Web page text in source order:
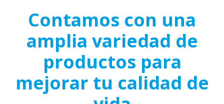
Contamos con una
amplia variedad de
productos para
mejorar tu calidad de